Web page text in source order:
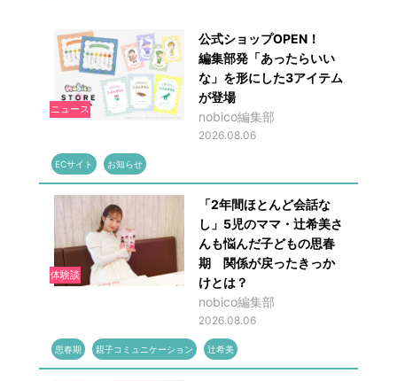
ニュース
公式ショップOPEN！
編集部発「あったらいい
な」を形にした3アイテム
が登場
nobico編集部
2026.08.06
ECサイト お知らせ
体験談
「2年間ほとんど会話な
し」5児のママ・辻希美さ
んも悩んだ子どもの思春
期 関係が戻ったきっか
けとは？
nobico編集部
2026.08.06
思春期 親子コミュニケーション 辻希美